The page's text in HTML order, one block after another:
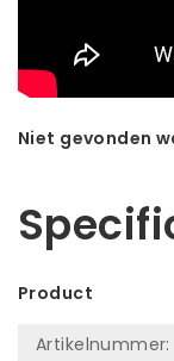
Niet gevonden
Product
Artikelnummer: